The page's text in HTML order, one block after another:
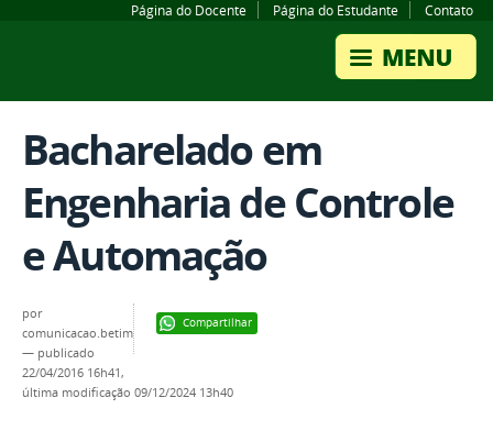
Página do Docente
Página do Estudante Contato
Bacharelado em
Engenharia de Controle
e Automação
Compartilhar
por
comunicacao.betim
— publicado
22/04/2016 16h41,
última modificação 09/12/2024 13h40